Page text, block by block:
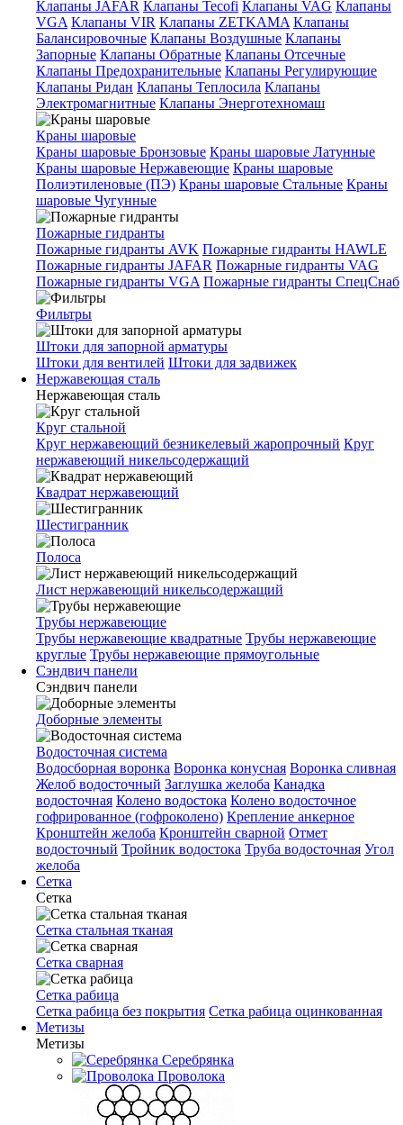
Клапаны JAFAR Клапаны Tecofi Клапаны VAG Клапаны
VGA Клапаны VIR Клапаны ZETKAMA Клапаны
Балансировочные Клапаны Воздушные Клапаны
Запорные Клапаны Обратные Клапаны Отсечные
Клапаны Предохранительные Клапаны Регулирующие
Клапаны Ридан Клапаны Теплосила Клапаны
Электромагнитные Клапаны Энерготехномаш
Краны шаровые
Краны шаровые Бронзовые Краны шаровые Латунные
Краны шаровые Нержавеющие Краны шаровые
Полиэтиленовые (ПЭ) Краны шаровые Стальные Краны
шаровые Чугунные
Пожарные гидранты
Пожарные гидранты AVK Пожарные гидранты HAWLE
Пожарные гидранты JAFAR Пожарные гидранты VAG
Пожарные гидранты VGA Пожарные гидранты СпецСнаб
Фильтры
Штоки для запорной арматуры
Штоки для вентилей Штоки для задвижек
Нержавеющая сталь
Нержавеющая сталь
Круг стальной
Круг нержавеющий безникелевый жаропрочный Круг
нержавеющий никельсодержащий
Квадрат нержавеющий
Шестигранник
Полоса
Лист нержавеющий никельсодержащий
Трубы нержавеющие
Трубы нержавеющие квадратные Трубы нержавеющие
круглые Трубы нержавеющие прямоугольные
Сэндвич панели
Сэндвич панели
Доборные элементы
Водосточная система
Водосборная воронка Воронка конусная Воронка сливная
Желоб водосточный Заглушка желоба Канадка
водосточная Колено водостока Колено водосточное
гофрированное (гофроколено) Крепление анкерное
Кронштейн желоба Кронштейн сварной Отмет
водосточный Тройник водостока Труба водосточная Угол
желоба
Сетка
Сетка
Сетка стальная тканая
Сетка сварная
Сетка рабица
Сетка рабица без покрытия Сетка рабица оцинкованная
Метизы
Метизы
Серебрянка
Проволока